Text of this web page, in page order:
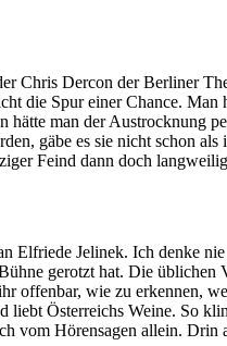
Chris Dercon der Berliner
die Spur einer Chance. Man
hätte man der Austrocknung
gäbe es sie nicht schon
Feind dann doch
Elfriede Jelinek. Ich denke
gerotzt hat. Die üblichen
offenbar, wie zu erkennen,
liebt Österreichs Weine. So
vom Hörensagen allein.